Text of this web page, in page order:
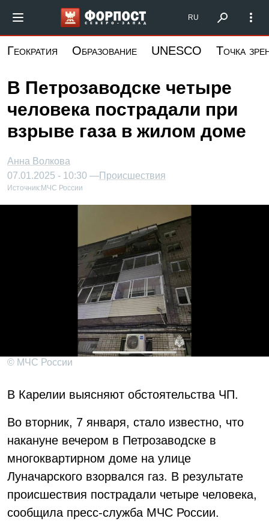
основному
Форпост Северо-Запад
RU
Геократия Образование UNESCO Точка
В Петрозаводске четыре
человека пострадали при
взрыве газа в жилом доме
Анна Волкова
07.01.2025 - 10:30 —Происшествия
Источник: МЧС России
© МЧС России
В Карелии выясняют обстоятельства ЧП.
Во вторник, 7 января, стало известно, что
накануне вечером в Петрозаводске в
многоквартирном доме на улице
Луначарского взорвался газ. В результате
происшествия пострадали четыре человека,
сообщила пресс-служба МЧС России.